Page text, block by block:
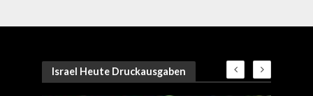
Israel Heute Druckausgaben